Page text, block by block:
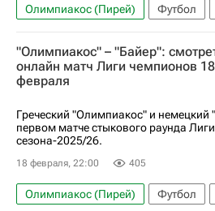
Олимпиакос (Пирей) Футбол
Хулиан Альварес
Адемола
Патрик Шик
Атлетико (Мадрид)
Лига чемпионов УЕФА 2026-2027
"Олимпиакос" – "Байер":
онлайн матч Лиги чемпионов 18
февраля
Греческий "Олимпиакос" и немецкий
первом матче стыкового раунда
сезона-2025/26.
18 февраля, 22:00 405
Олимпиакос (Пирей) Футбол